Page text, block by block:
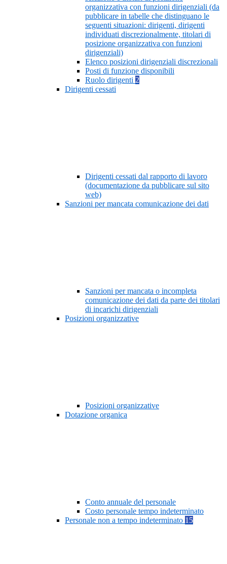
organizzativa con funzioni dirigenziali (da
pubblicare in tabelle che distinguano le
seguenti situazioni: dirigenti, dirigenti
individuati discrezionalmente, titolari di
posizione organizzativa con funzioni
dirigenziali)
Elenco posizioni dirigenziali discrezionali
Posti di funzione disponibili
Ruolo dirigenti 2
Dirigenti cessati
Dirigenti cessati dal rapporto di lavoro
(documentazione da pubblicare sul sito
web)
Sanzioni per mancata comunicazione dei dati
Sanzioni per mancata o incompleta
comunicazione dei dati da parte dei titolari
di incarichi dirigenziali
Posizioni organizzative
Posizioni organizzative
Dotazione organica
Conto annuale del personale
Costo personale tempo indeterminato
Personale non a tempo indeterminato 15